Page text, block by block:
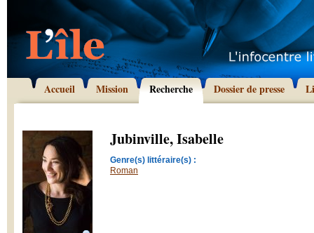
Accueil Mission Recherche Dossier de presse
Jubinville, Isabelle
Genre(s) littéraire(s) :
Roman